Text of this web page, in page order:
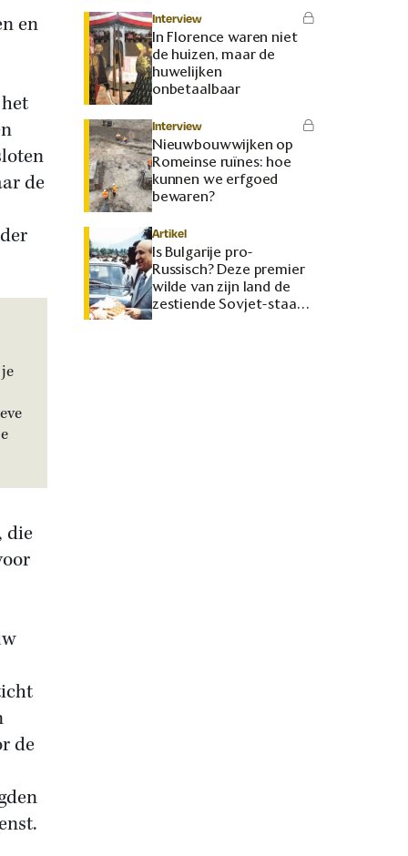
en
de
die
de
Interview
In Florence waren niet
de huizen, maar de
huwelijken
onbetaalbaar
Interview
Nieuwbouwwijken op
Romeinse ruïnes: hoe
kunnen we erfgoed
bewaren?
Artikel
Is Bulgarije pro-
Russisch? Deze premier
wilde van zijn land de
zestiende Sovjet-staat
maken